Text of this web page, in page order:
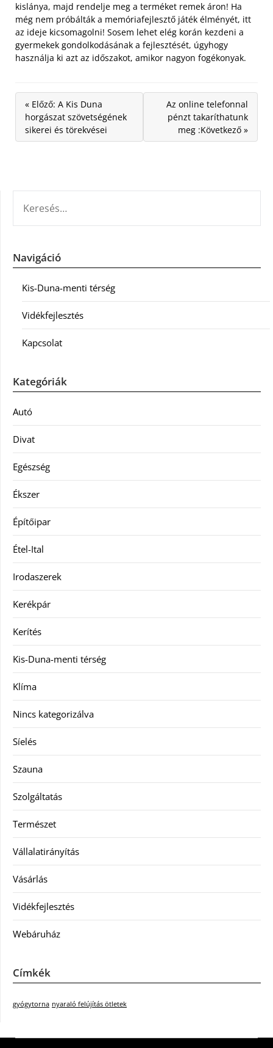
kislánya, majd rendelje meg a terméket remek áron! Ha
még nem próbálták a memóriafejlesztő játék élményét, itt
az ideje kicsomagolni! Sosem lehet elég korán kezdeni a
gyermekek gondolkodásának a fejlesztését, úgyhogy
használja ki azt az időszakot, amikor nagyon fogékonyak.
« Előző: A Kis Duna
horgászat szövetségének
sikerei és törekvései
Az online telefonnal
pénzt takaríthatunk
meg :Következő »
Navigáció
Kis-Duna-menti térség
Vidékfejlesztés
Kapcsolat
Kategóriák
Autó
Divat
Egészség
Ékszer
Építőipar
Étel-Ital
Irodaszerek
Kerékpár
Kerítés
Kis-Duna-menti térség
Klíma
Nincs kategorizálva
Síelés
Szauna
Szolgáltatás
Természet
Vállalatirányítás
Vásárlás
Vidékfejlesztés
Webáruház
Címkék
gyógytorna nyaraló felújítás ötletek